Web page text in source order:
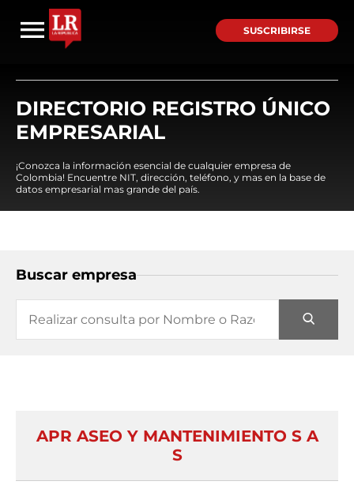
SUSCRIBIRSE
DIRECTORIO REGISTRO ÚNICO
EMPRESARIAL
¡Conozca la información esencial de cualquier empresa de
Colombia! Encuentre NIT, dirección, teléfono, y mas en la base de
datos empresarial mas grande del país.
Buscar empresa
APR ASEO Y MANTENIMIENTO S A
S